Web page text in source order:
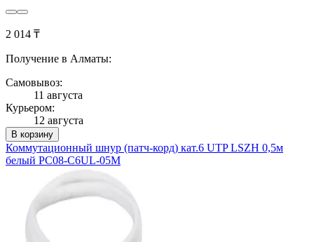
2 014 ₸
Получение в Алматы:
Самовывоз:
11 августа
Курьером:
12 августа
В корзину
Коммутационный шнур (патч-корд) кат.6 UTP LSZH 0,5м
белый PC08-C6UL-05M